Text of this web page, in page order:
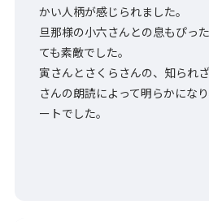
かい人柄が感じられました。
旦那様の小六さんとの息もぴっ
ても素敵でした。
寅さんとさくらさんの、知られ
さんの朗読によって明らかにな
ートでした。